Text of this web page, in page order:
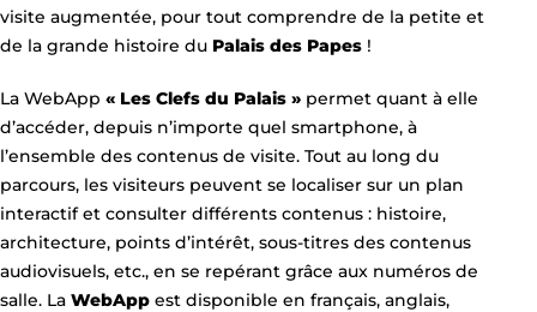
visite augmentée, pour tout comprendre de la petite et
de la grande histoire du Palais des Papes !
La WebApp « Les Clefs du Palais » permet quant à elle
d’accéder, depuis n’importe quel smartphone, à
l’ensemble des contenus de visite. Tout au long du
parcours, les visiteurs peuvent se localiser sur un plan
interactif et consulter différents contenus : histoire,
architecture, points d’intérêt, sous-titres des contenus
audiovisuels, etc., en se repérant grâce aux numéros de
salle. La WebApp est disponible en français, anglais,